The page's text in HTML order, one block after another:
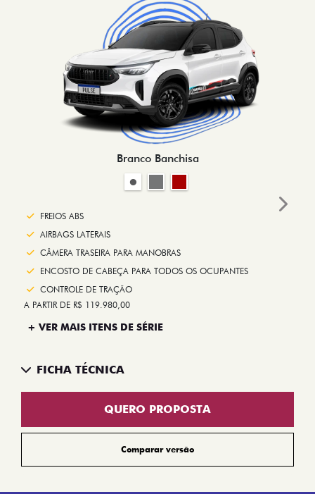
Branco Banchisa
FREIOS ABS
AIRBAGS LATERAIS
CÂMERA TRASEIRA PARA MANOBRAS
ENCOSTO DE CABEÇA PARA TODOS OS OCUPANTES
CONTROLE DE TRAÇÃO
A PARTIR DE R$ 119.980,00
+ VER MAIS ITENS DE SÉRIE
FICHA TÉCNICA
QUERO PROPOSTA
Comparar versão
Next